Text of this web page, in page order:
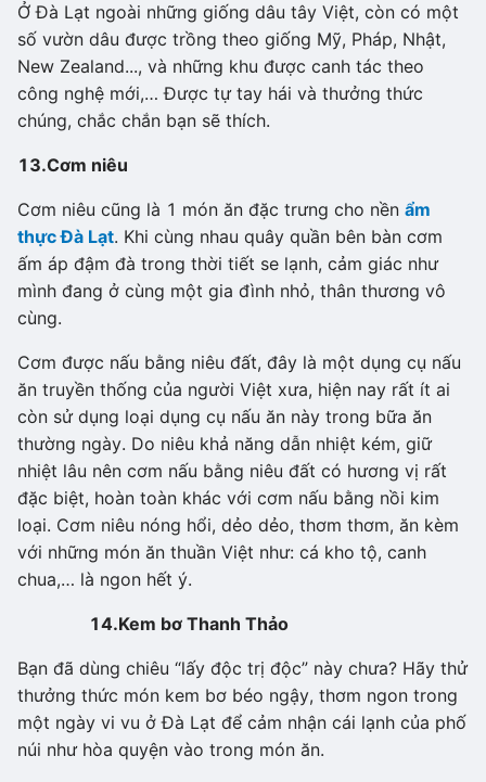
Ở Đà Lạt ngoài những giống dâu tây Việt, còn có một
số vườn dâu được trồng theo giống Mỹ, Pháp, Nhật,
New Zealand..., và những khu được canh tác theo
công nghệ mới,… Được tự tay hái và thưởng thức
chúng, chắc chắn bạn sẽ thích.
13.Cơm niêu
Cơm niêu cũng là 1 món ăn đặc trưng cho nền ẩm
thực Đà Lạt. Khi cùng nhau quây quần bên bàn cơm
ấm áp đậm đà trong thời tiết se lạnh, cảm giác như
mình đang ở cùng một gia đình nhỏ, thân thương vô
cùng.
Cơm được nấu bằng niêu đất, đây là một dụng cụ nấu
ăn truyền thống của người Việt xưa, hiện nay rất ít ai
còn sử dụng loại dụng cụ nấu ăn này trong bữa ăn
thường ngày. Do niêu khả năng dẫn nhiệt kém, giữ
nhiệt lâu nên cơm nấu bằng niêu đất có hương vị rất
đặc biệt, hoàn toàn khác với cơm nấu bằng nồi kim
loại. Cơm niêu nóng hổi, dẻo dẻo, thơm thơm, ăn kèm
với những món ăn thuần Việt như: cá kho tộ, canh
chua,… là ngon hết ý.
14.Kem bơ Thanh Thảo
Bạn đã dùng chiêu “lấy độc trị độc” này chưa? Hãy thử
thưởng thức món kem bơ béo ngậy, thơm ngon trong
một ngày vi vu ở Đà Lạt để cảm nhận cái lạnh của phố
núi như hòa quyện vào trong món ăn.